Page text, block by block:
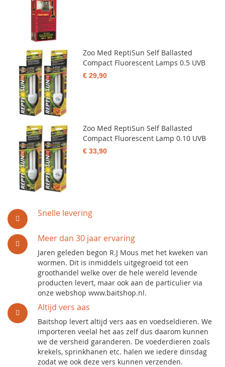
Snelle levering
Meer dan 30 jaar ervaring
Jaren geleden begon R.J Mous met het kweken van
wormen. Dit is inmiddels uitgegroeid tot een
groothandel welke over de hele wereld levende
producten levert, maar ook aan de particulier via
onze webshop www.baitshop.nl.
Altijd vers aas
Baitshop levert altijd vers aas en voedseldieren. We
importeren veelal het aas zelf dus daarom kunnen
we de versheid garanderen. De voederdieren zoals
krekels, sprinkhanen etc. halen we iedere dinsdag
zodat we ook deze vers kunnen verzenden.
Zoo Med ReptiSun Self Ballasted
Compact Fluorescent Lamps 0.5 UVB
€ 29,90
Zoo Med ReptiSun Self Ballasted
Compact Fluorescent Lamp 0.10 UVB
€ 33,90